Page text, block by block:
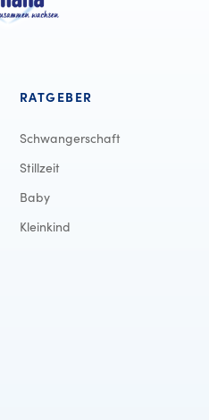
RATGEBER
Schwangerschaft
Stillzeit
Baby
Kleinkind